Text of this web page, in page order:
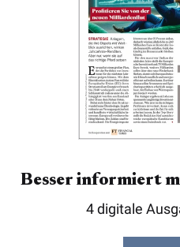
Besser informiert
4 digitale